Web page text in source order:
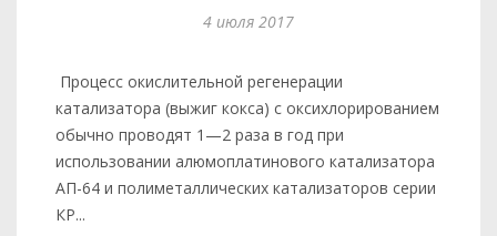
4 июля 2017
Процесс окислительной регенерации
катализатора (выжиг кокса) с оксихлорированием
обычно проводят 1—2 раза в год при
использовании алюмоплатинового катализатора
АП-64 и полиметаллических катализаторов серии
КР...